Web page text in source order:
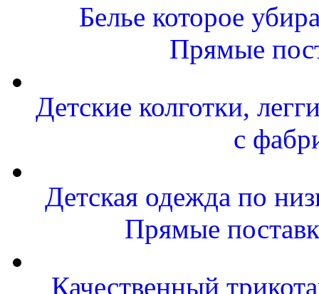
Белье которое
Прямые
Детские колготки,
с
Детская одежда по
Прямые
Качественный